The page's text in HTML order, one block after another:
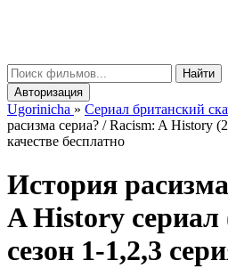
Найти
Авторизация
Ugorinicha » Сериал британский
расизма сериа? / Racism: A History
качестве бесплатно
История
A History сериал
сезон 1-1,2,3